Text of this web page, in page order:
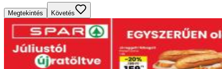
Megtekintés Követés